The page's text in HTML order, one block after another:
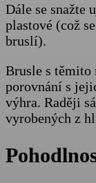
Dále se snažte
plastové (což
bruslí).
Brusle s těmito
porovnání s
výhra. Raději
vyrobených z